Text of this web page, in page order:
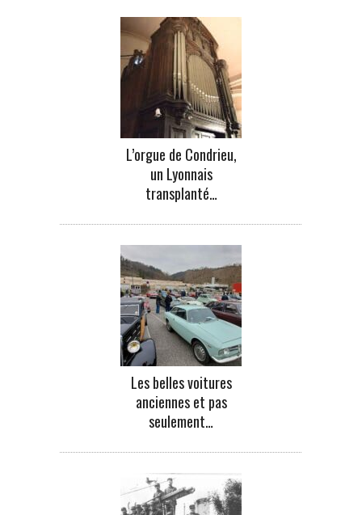
L’orgue de Condrieu,
un Lyonnais
transplanté…
Les belles voitures
anciennes et pas
seulement…